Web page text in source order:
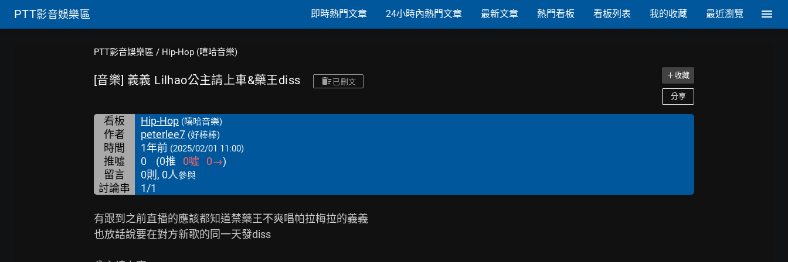
PTT影音娛樂區 即時熱門文章 24小時內熱門文章 最新文章 熱門看板 看板列表 我的收藏 最近瀏覽
PTT影音娛樂區 / Hip-Hop (嘻哈音樂)
[音樂] 義義 Lilhao公主請上車&藥王diss 已刪文
＋收藏
分享
看板 Hip-Hop (嘻哈音樂)
作者 peterlee7 (好棒棒)
時間 1年前 (2025/02/01 11:00)
推噓 0 (0推 0噓 0→)
留言
0則, 0人參與
討論串 1/1
有跟到之前直播的應該都知道禁藥王不爽唱帕拉梅拉的義義
也放話說要在對方新歌的同一天發diss